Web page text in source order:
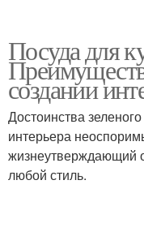
Посуда для
создании
Достоинства
интерьера
жизнеутверждающий
любой стиль.